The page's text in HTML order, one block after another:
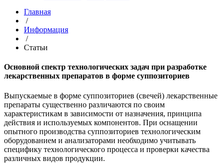
Главная
/
Информация
/
Статьи
Основной спектр технологических задач при разработке
лекарственных препаратов в форме суппозиториев
Выпускаемые в форме суппозиториев (свечей) лекарственные
препараты существенно различаются по своим
характеристикам в зависимости от назначения, принципа
действия и используемых компонентов. При оснащении
опытного производства суппозиториев технологическим
оборудованием и анализаторами необходимо учитывать
специфику технологического процесса и проверки качества
различных видов продукции.